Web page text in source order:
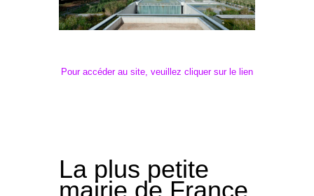
Pour accéder au site, veuillez cliquer sur le lien
La plus petite
mairie de France